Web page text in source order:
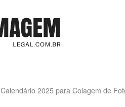
Calendário 2025 para Colagem de